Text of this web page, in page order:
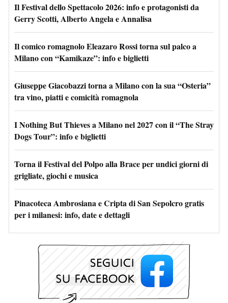
Il Festival dello Spettacolo 2026: info e protagonisti da
Gerry Scotti, Alberto Angela e Annalisa
Il comico romagnolo Eleazaro Rossi torna sul palco a
Milano con “Kamikaze”: info e biglietti
Giuseppe Giacobazzi torna a Milano con la sua “Osteria”
tra vino, piatti e comicità romagnola
I Nothing But Thieves a Milano nel 2027 con il “The Stray
Dogs Tour”: info e biglietti
Torna il Festival del Polpo alla Brace per undici giorni di
grigliate, giochi e musica
Pinacoteca Ambrosiana e Cripta di San Sepolcro gratis
per i milanesi: info, date e dettagli